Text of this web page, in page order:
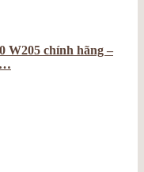
W205 chính hãng –
…